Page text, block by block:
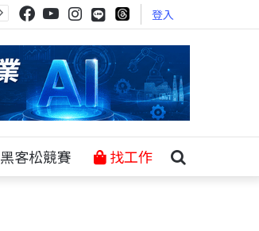
登入
黑客松競賽 找工作